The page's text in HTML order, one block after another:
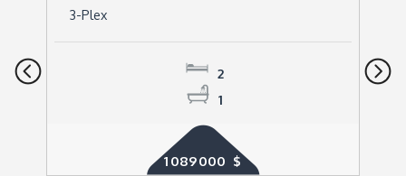
3-Plex
2
1
1 089 000 $